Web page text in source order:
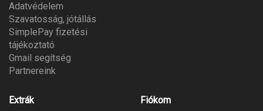
Adatvédelem
Szavatosság, jótállás
SimplePay fizetési
tájékoztató
Gmail segítség
Partnereink
Extrák Fiókom